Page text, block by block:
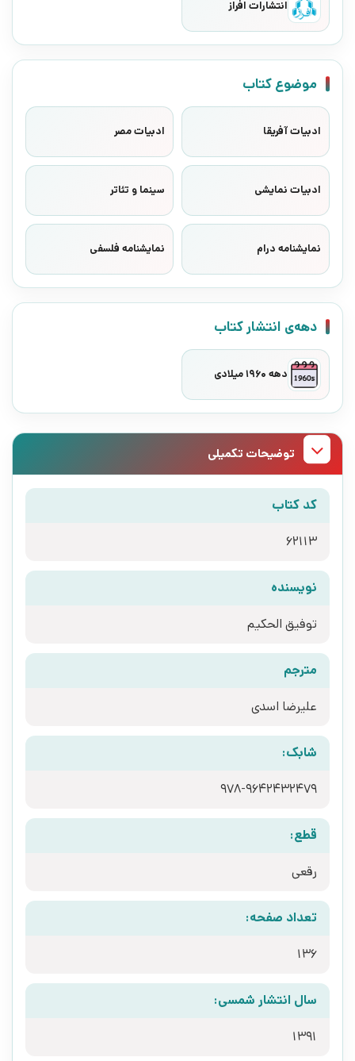
انتشارات افراز
موضوع کتاب
ادبیات آفریقا ادبیات مصر
ادبیات نمایشی سینما و تئاتر
نمایشنامه درام نمایشنامه فلسفی
دهه‌ی انتشار کتاب
دهه 1960 میلادی
توضیحات تکمیلی
کد کتاب
62113
نویسنده
توفیق الحکیم
مترجم
علیرضا اسدی
شابک:
978-9642432479
قطع:
رقعی
تعداد صفحه:
136
سال انتشار شمسی:
1391